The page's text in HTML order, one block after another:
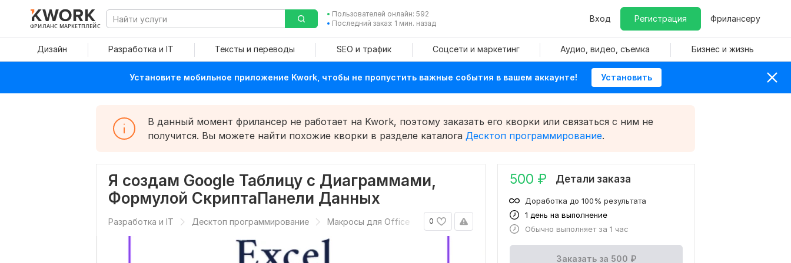
ФРИЛАНС МАРКЕТПЛЕЙС
Пользователей онлайн: 592
Последний заказ: 1 мин. назад
Вход Регистрация Фрилансеру
Дизайн Разработка и IT Тексты и переводы SEO и трафик Соцсети и маркетинг Аудио, видео, съемка Бизнес и жизнь
Установите мобильное приложение Kwork, чтобы не пропустить важные события в вашем аккаунте! Установить
В данный момент фрилансер не работает на Kwork, поэтому заказать его кворки или связаться с ним не
получится. Вы можете найти похожие кворки в разделе каталога Десктоп программирование.
Я создам Google Таблицу с Диаграммами,
Формулой СкриптаПанели Данных
0
Разработка и IT Десктоп программирование Макросы для Office
500 ₽ Детали заказа
1 день на выполнение
Доработка до 100% результата
Обычно выполняет за 1 час
Заказать за 500 ₽